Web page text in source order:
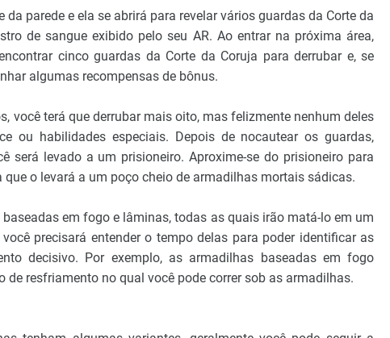
parede e ela se abrirá para revelar vários guardas da Corte da
de sangue exibido pelo seu AR. Ao entrar na próxima área,
cinco guardas da Corte da Coruja para derrubar e, se
algumas recompensas de bônus.
você terá que derrubar mais oito, mas felizmente nenhum deles
ou habilidades especiais. Depois de nocautear os guardas,
será levado a um prisioneiro. Aproxime-se do prisioneiro para
o levará a um poço cheio de armadilhas mortais sádicas.
em fogo e lâminas, todas as quais irão matá-lo em um
precisará entender o tempo delas para poder identificar as
decisivo. Por exemplo, as armadilhas baseadas em fogo
resfriamento no qual você pode correr sob as armadilhas.